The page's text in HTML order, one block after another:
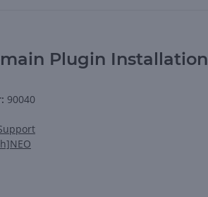
Plugin Installation
90040